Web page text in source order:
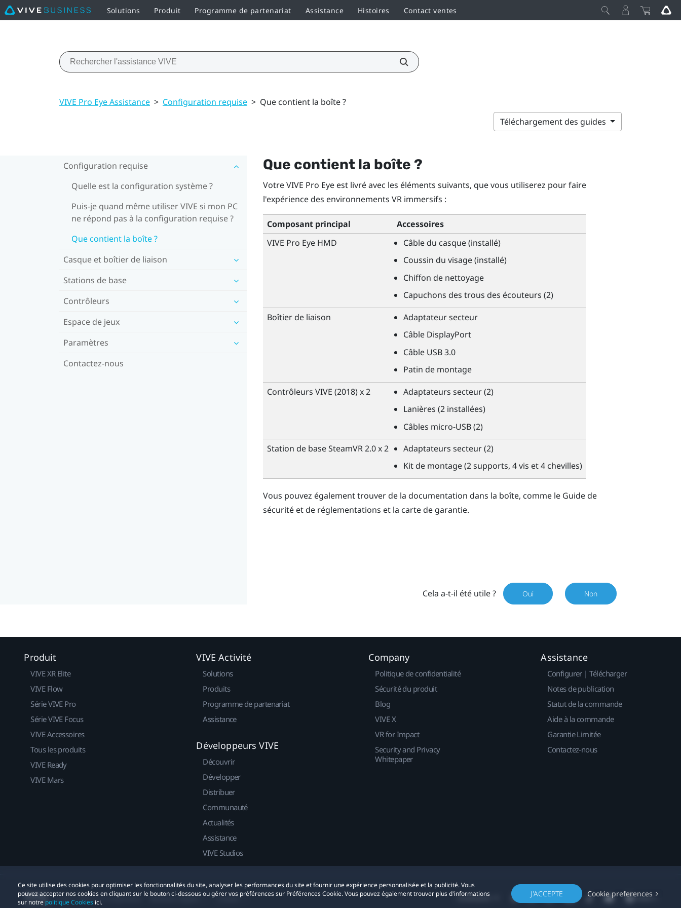
Solutions Produit Programme de partenariat Assistance Histoires Contact ventes
VIVE Pro Eye Assistance > Configuration requise > Que contient la boîte ?
Téléchargement des guides
Configuration requise
Quelle est la configuration système ?
Puis-je quand même utiliser VIVE si mon PC
ne répond pas à la configuration requise ?
Que contient la boîte ?
Casque et boîtier de liaison
Stations de base
Contrôleurs
Espace de jeux
Paramètres
Contactez-nous
Que contient la boîte ?
VotreVIVE Pro Eyeest livré avec les éléments suivants, que vous utiliserez pour faire
l'expérience des environnements VR immersifs :
Composant principal
Accessoires
VIVE Pro Eye HMD
Câble du casque (installé)
Coussin du visage (installé)
Chiffon de nettoyage
Capuchons des trous des écouteurs (2)
Boîtier de liaison
Adaptateur secteur
Câble DisplayPort
Câble USB 3.0
Patin de montage
Contrôleurs VIVE (2018) x 2
Adaptateurs secteur (2)
Lanières (2 installées)
Câbles micro-USB (2)
Station de baseSteamVR2.0 x 2
Adaptateurs secteur (2)
Kit de montage (2 supports, 4 vis et 4 chevilles)
Vous pouvez également trouver de la documentation dans la boîte, comme le Guide de
sécurité et de réglementations et la carte de garantie.
Cela a-t-il été utile ? Oui Non
Ce site utilise des cookies pour optimiser les fonctionnalités du site, analyser les performances du site et fournir une expérience personnalisée et la publicité. Vous
pouvez accepter nos cookies en cliquant sur le bouton ci-dessous ou gérer vos préférences sur Préférences Cookie. Vous pouvez également trouver plus d'informations
sur notre politique Cookies ici.
J'ACCEPTE Cookie preferences
Produit
VIVE XR Elite
VIVE Flow
Série VIVE Pro
Série VIVE Focus
VIVE Accessoires
Tous les produits
VIVE Ready
VIVE Mars
VIVE Activité
Solutions
Produits
Programme de partenariat
Assistance
Développeurs VIVE
Découvrir
Développer
Distribuer
Communauté
Actualités
Assistance
VIVE Studios
Company
Politique de confidentialité
Sécurité du produit
Blog
VIVE X
VR for Impact
Security and Privacy
Whitepaper
Assistance
Configurer | Télécharger
Notes de publication
Statut de la commande
Aide à la commande
Garantie Limitée
Contactez-nous
Localisation
© 2011-2026 HTC Corporation